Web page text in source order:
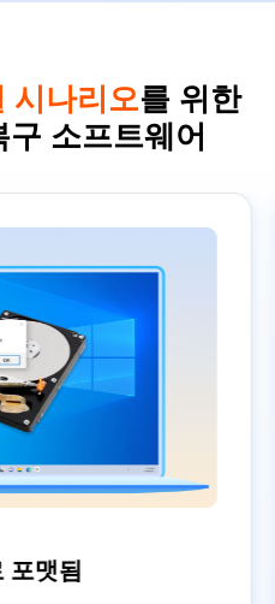
시나리오를 위한
소프트웨어
포맷됨